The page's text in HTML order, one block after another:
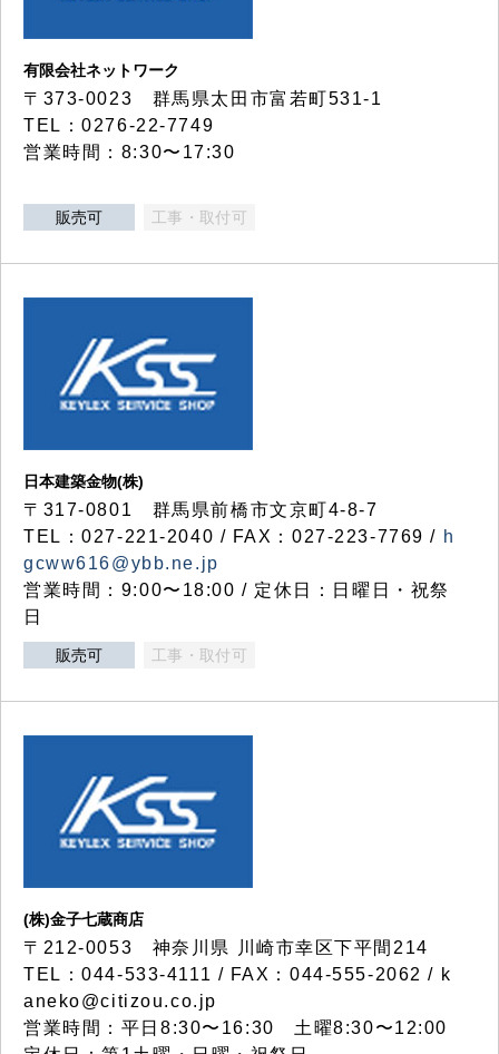
有限会社ネットワーク
〒373-0023 群馬県太田市富若町531-1
TEL：0276-22-7749
営業時間：8:30〜17:30
販売可 工事・取付可
日本建築金物(株)
〒317‐0801 群馬県前橋市文京町4-8-7
TEL：027-221-2040 / FAX：027-223-7769 / h
gcww616@ybb.ne.jp
営業時間：9:00〜18:00 / 定休日：日曜日・祝祭
日
販売可 工事・取付可
(株)金子七蔵商店
〒212-0053 神奈川県 川崎市幸区下平間214
TEL：044-533-4111 / FAX：044-555-2062 / k
aneko@citizou.co.jp
営業時間：平日8:30〜16:30 土曜8:30〜12:00